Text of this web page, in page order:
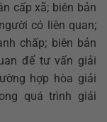
cấp xã; biên bản
có liên quan;
chấp; biên bản
để tư vấn giải
hợp hòa giải
quá trình giải